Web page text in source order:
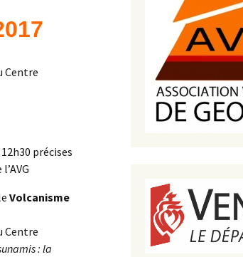
Lames minces de roches
Paysages, affleurements
–
revues,
Centre
précises
Volcanisme
Centre
: la